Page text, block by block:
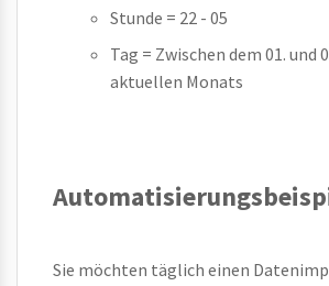
Stunde = 22 - 05
Tag = Zwischen dem 01. und
aktuellen Monats
Sie möchten täglich einen